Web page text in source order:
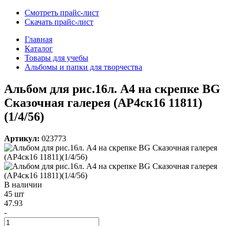
Смотреть прайс-лист
Скачать прайс-лист
Главная
Каталог
Товары для учебы
Альбомы и папки для творчества
Альбом для рис.16л. А4 на скрепке BG
Сказочная галерея (АР4ск16 11811)
(1/4/56)
Артикул: 023773
В наличии
45 шт
47.93
-